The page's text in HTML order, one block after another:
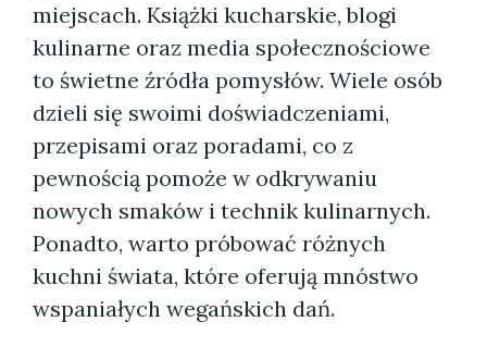
miejscach. Książki kucharskie, blogi
kulinarne oraz media społecznościowe
to świetne źródła pomysłów. Wiele osób
dzieli się swoimi doświadczeniami,
przepisami oraz poradami, co z
pewnością pomoże w odkrywaniu
nowych smaków i technik kulinarnych.
Ponadto, warto próbować różnych
kuchni świata, które oferują mnóstwo
wspaniałych wegańskich dań.